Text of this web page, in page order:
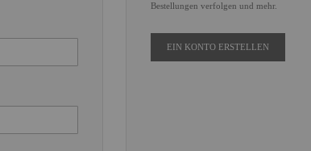
Bestellungen verfolgen und mehr.
EIN KONTO ERSTELLEN